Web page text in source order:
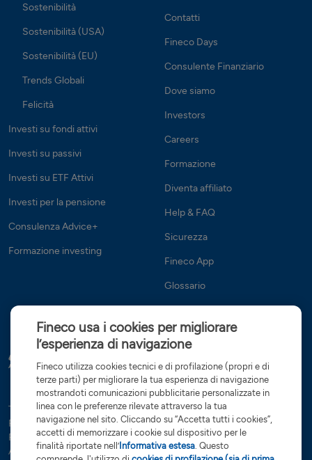
Sostenibilità
Sostenibilità (USA)
Sostenibilità (EU)
Trends Globali
Felicità
Investi su fondi attivi
Investi su passivi
Investi su ETF Attivi
Investi per la pensione
Consulenza Advice+
Formazione investing
Contatti
Fineco Days
Consulente Finanziario
Dove siamo
Investors
Careers
Formazione
Diventa affiliato
Help & FAQ
Sicurezza
Fineco App
Glossario
Tutte le condizioni Trasparenza Reclami e ricorsi
Rapporti dormienti
Dati Societari
Servizi di investimento
Preferenze cookies
Governance
Arbitro controversie finanziarie
Open Banking
Fineco usa i cookies per migliorare
l’esperienza di navigazione
Fineco utilizza cookies tecnici e di profilazione (propri e di
terze parti) per migliorare la tua esperienza di navigazione
mostrandoti comunicazioni pubblicitarie personalizzate in
linea con le preferenze rilevate attraverso la tua
navigazione nel sito. Cliccando su “Accetta tutti i cookies”,
accetti di memorizzare i cookie sul dispositivo per le
finalità riportate nell’Informativa estesa. Questo